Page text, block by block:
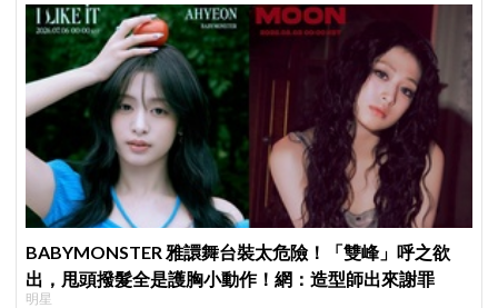
BABYMONSTER 雅譞舞台裝太危險！「雙峰」呼之欲
出，甩頭撥髮全是護胸小動作！網：造型師出來謝罪
明星